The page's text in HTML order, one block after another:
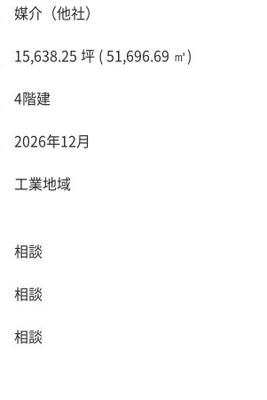
媒介（他社）
15,638.25 坪 ( 51,696.69 ㎡)
4階建
2026年12月
工業地域
相談
相談
相談